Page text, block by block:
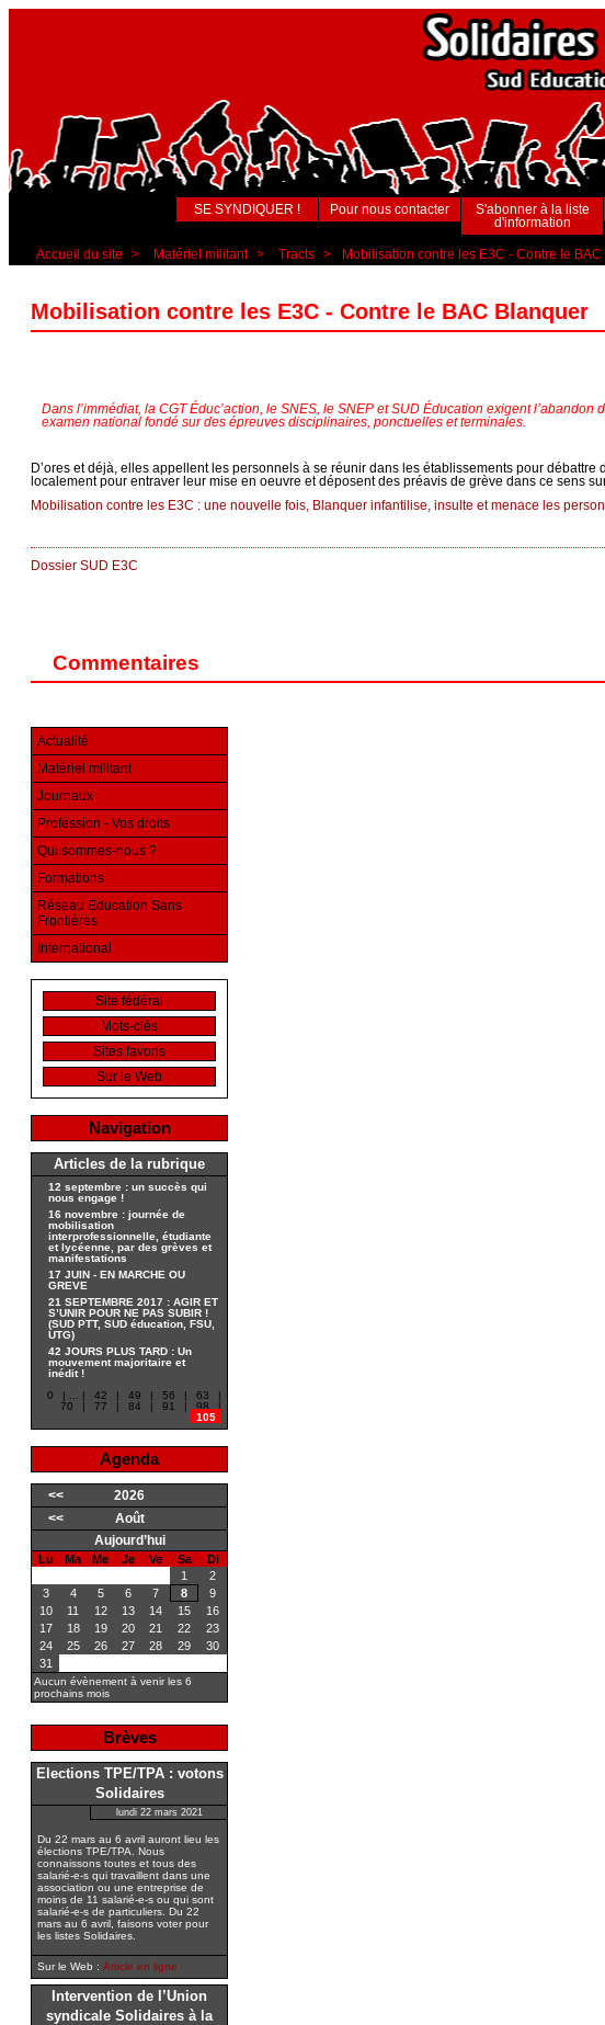
SE SYNDIQUER ! Pour nous contacter
S'abonner à la liste
d'information
Accueil du site > Matériel militant > Tracts > Mobilisation contre les E3C - Contre le
Mobilisation contre les E3C - Contre le BAC Blanquer
Dans l’immédiat, la CGT Éduc’action, le SNES, le SNEP et SUD Éducation exigent
examen national fondé sur des épreuves disciplinaires, ponctuelles et terminales.
D’ores et déjà, elles appellent les personnels à se réunir dans les établissements pour
localement pour entraver leur mise en oeuvre et déposent des préavis de grève dans ce sens
Mobilisation contre les E3C : une nouvelle fois, Blanquer infantilise, insulte et menace les
Dossier SUD E3C
Commentaires
Actualité
Matériel militant
Journaux
Profession - Vos droits
Qui sommes-nous ?
Formations
Réseau Education Sans
Frontières
International
Site fédéral
Mots-clés
Sites favoris
Sur le Web
Navigation
Articles de la rubrique
12 septembre : un succès qui
nous engage !
16 novembre : journée de
mobilisation
interprofessionnelle, étudiante
et lycéenne, par des grèves et
manifestations
17 JUIN - EN MARCHE OU
GREVE
21 SEPTEMBRE 2017 : AGIR ET
S’UNIR POUR NE PAS SUBIR !
(SUD PTT, SUD éducation, FSU,
UTG)
42 JOURS PLUS TARD : Un
mouvement majoritaire et
inédit !
0
| | 42 | 49 | 56 | 63
|
70
| 77 | 84 | 91 | 98
|
105
Agenda
<<
2026
<<
Août
Aujourd’hui
Lu Ma Me Je Ve Sa
Di
1
2
3
4 5 6 7 8
9
10
11 12 13 14 15
16
17
18 19 20 21 22
23
24
25 26 27 28 29
30
31
Aucun évènement à venir les 6
prochains mois
Brèves
Elections TPE/TPA : votons
Solidaires
lundi 22 mars 2021
Du 22 mars au 6 avril auront lieu les
élections TPE/TPA. Nous
connaissons toutes et tous des
salarié-e-s qui travaillent dans une
association ou une entreprise de
moins de 11 salarié-e-s ou qui sont
salarié-e-s de particuliers. Du 22
mars au 6 avril, faisons voter pour
les listes Solidaires.
Sur le Web : Article en ligne
Intervention de l’Union
syndicale Solidaires à la